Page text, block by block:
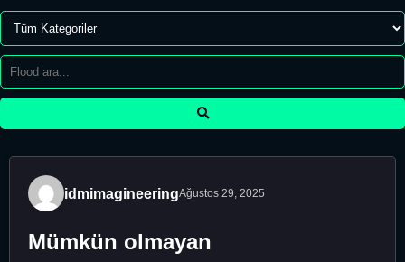
idmimagineeringAğustos 29, 2025
Mümkün olmayan